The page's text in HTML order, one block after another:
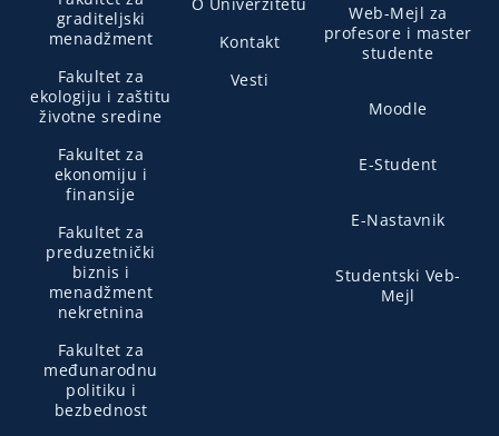
graditeljski
menadžment
Fakultet za
ekologiju i zaštitu
životne sredine
Fakultet za
ekonomiju i
finansije
Fakultet za
preduzetnički
biznis i
menadžment
nekretnina
Fakultet za
međunarodnu
politiku i
bezbednost
O Univerzitetu
Kontakt
Vesti
Web-Mejl za
profesore i master
studente
Moodle
E-Student
E-Nastavnik
Studentski Veb-
Mejl